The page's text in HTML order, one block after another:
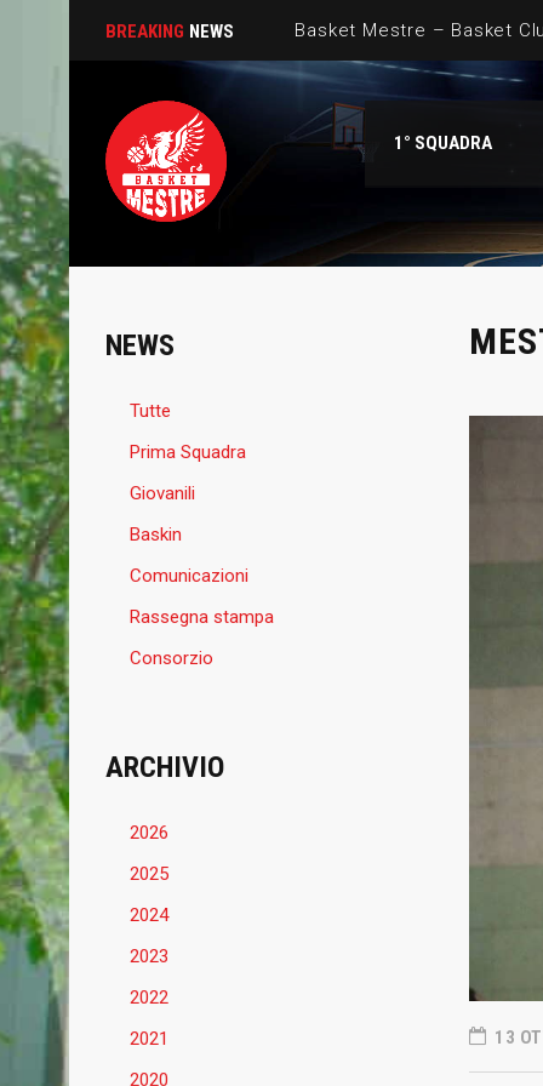
BREAKING NEWS Basket Mestre – Basket
Un incontro d’eccezione
Basket Mestre, due
Gemini Mestre al Taliercio
1° SQUADRA
13
NEWS
Tutte
Prima Squadra
Giovanili
Baskin
Comunicazioni
Rassegna stampa
Consorzio
ARCHIVIO
2026
2025
2024
2023
2022
2021
2020
BASKET MESTRE 1958
Basket Mestre 1958, società sportiva
dilettantistica fondata nel 1958.
ULTIME
31 LUGLIO